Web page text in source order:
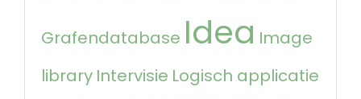
Grafendatabase Idea Image
library Intervisie Logisch applicatie